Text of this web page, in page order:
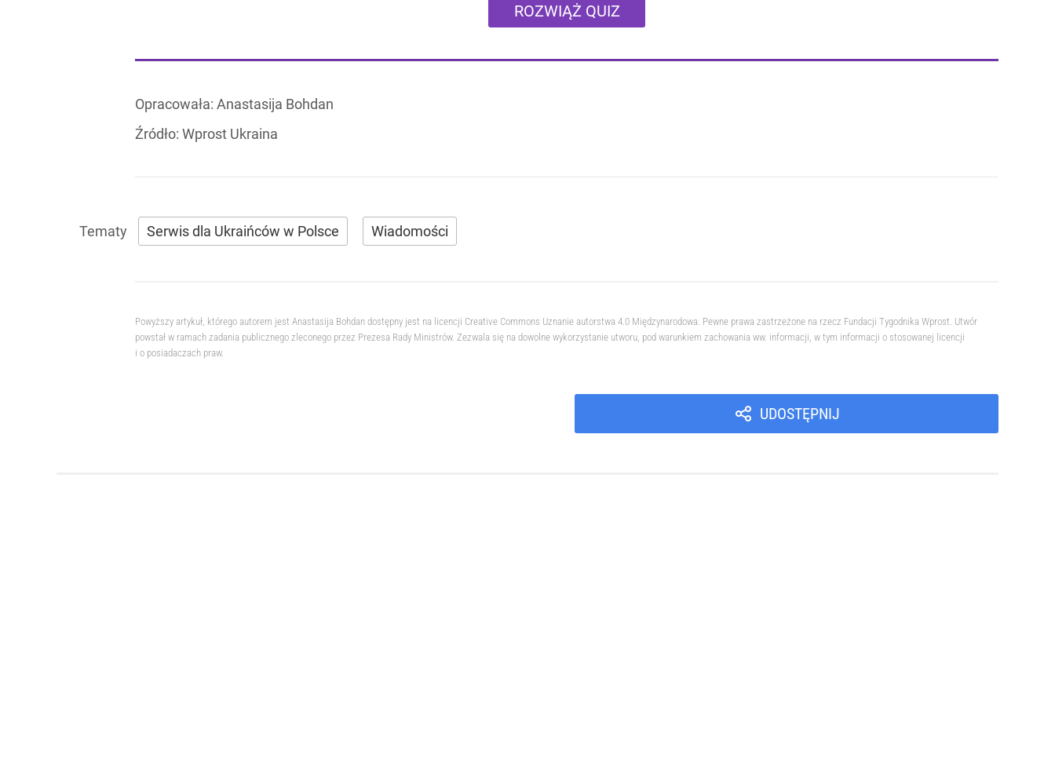
ROZWIĄŻ QUIZ
Opracowała: Anastasija Bohdan
Źródło: Wprost Ukraina
Serwis dla Ukraińców w Polsce Wiadomości
Powyższy artykuł, którego autorem jest Anastasija Bohdan dostępny jest na licencji Creative Commons Uznanie autorstwa 4.0 Międzynarodowa. Pewne prawa zastrzeżone na rzecz Fundacji Tygodnika Wprost. Utwór
powstał w ramach zadania publicznego zleconego przez Prezesa Rady Ministrów. Zezwala się na dowolne wykorzystanie utworu, pod warunkiem zachowania ww. informacji, w tym informacji o stosowanej licencji
i o posiadaczach praw.
UDOSTĘPNIJ